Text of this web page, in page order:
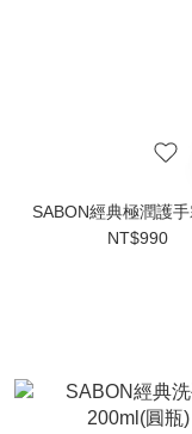
SABON經典極潤護
NT$990